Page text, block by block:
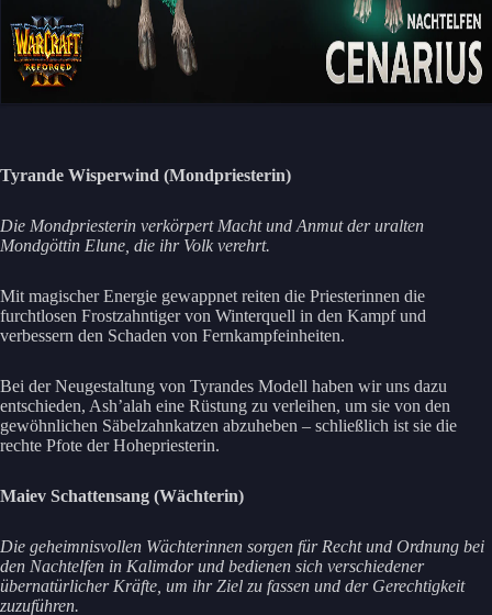
Tyrande Wisperwind (Mondpriesterin)
Die Mondpriesterin verkörpert Macht und Anmut der uralten
Mondgöttin Elune, die ihr Volk verehrt.
Mit magischer Energie gewappnet reiten die Priesterinnen die
furchtlosen Frostzahntiger von Winterquell in den Kampf und
verbessern den Schaden von Fernkampfeinheiten.
Bei der Neugestaltung von Tyrandes Modell haben wir uns dazu
entschieden, Ash’alah eine Rüstung zu verleihen, um sie von den
gewöhnlichen Säbelzahnkatzen abzuheben – schließlich ist sie die
rechte Pfote der Hohepriesterin.
Maiev Schattensang (Wächterin)
Die geheimnisvollen Wächterinnen sorgen für Recht und Ordnung bei
den Nachtelfen in Kalimdor und bedienen sich verschiedener
übernatürlicher Kräfte, um ihr Ziel zu fassen und der Gerechtigkeit
zuzuführen.